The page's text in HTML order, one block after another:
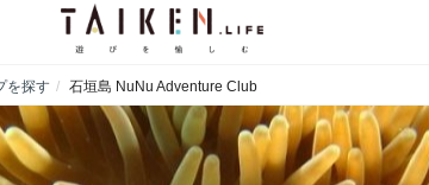
を探す 石垣島 NuNu Adventure Club